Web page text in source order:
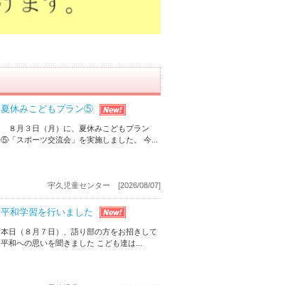
夏休みこどもプラン⑤
８月３日（月）に、夏休みこどもプラン
⑤「スポーツ交流会」を実施しました。 今...
宇久児童センター [2026/08/07]
平和学習を行いました
本日（８月７日）、語り部の方をお招きして
平和への思いを聞きました こども達は...